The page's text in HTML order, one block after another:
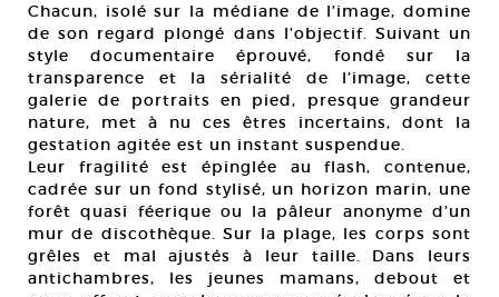
Chacun, isolé sur la médiane de l’image, domine
de son regard plongé dans l’objectif. Suivant un
style documentaire éprouvé, fondé sur la
transparence et la sérialité de l’image, cette
galerie de portraits en pied, presque grandeur
nature, met à nu ces êtres incertains, dont la
gestation agitée est un instant suspendue.
Leur fragilité est épinglée au flash, contenue,
cadrée sur un fond stylisé, un horizon marin, une
forêt quasi féerique ou la pâleur anonyme d’un
mur de discothèque. Sur la plage, les corps sont
grêles et mal ajustés à leur taille. Dans leurs
antichambres, les jeunes mamans, debout et